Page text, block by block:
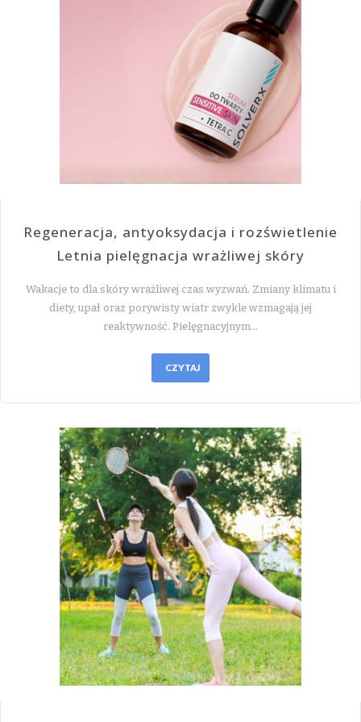
Regeneracja, antyoksydacja i rozświetlenie
Letnia pielęgnacja wrażliwej skóry
Wakacje to dla skóry wrażliwej czas wyzwań. Zmiany klimatu i
diety, upał oraz porywisty wiatr zwykle wzmagają jej
reaktywność. Pielęgnacyjnym…
CZYTAJ